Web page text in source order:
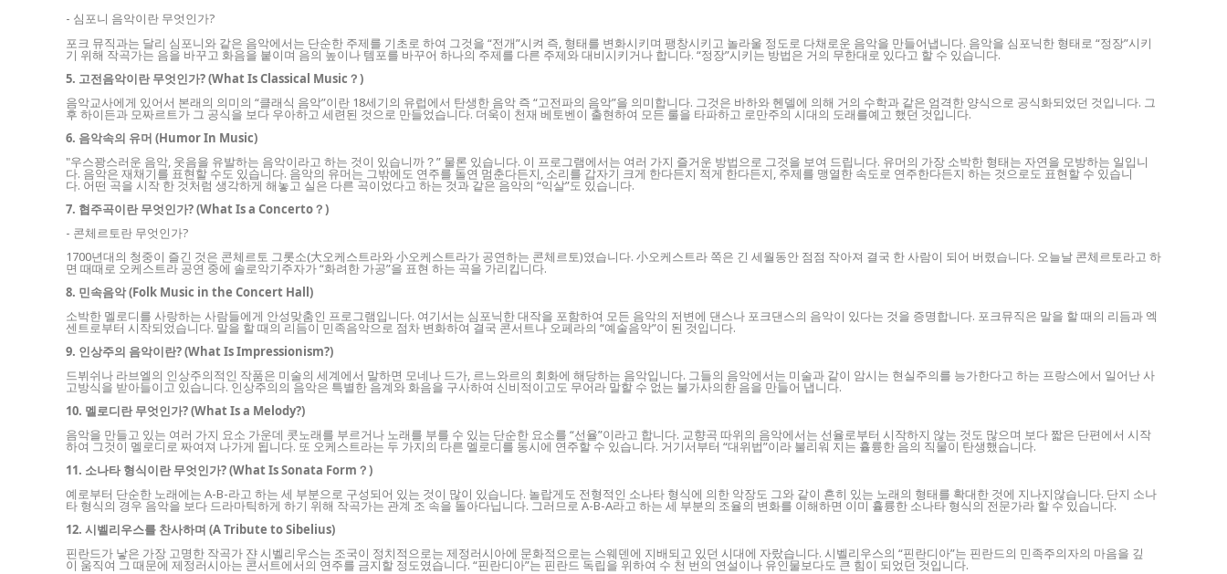
- 심포니 음악이란 무엇인가?
포크 뮤직과는 달리 심포니와 같은 음악에서는 단순한 주제를 기초로 하여 그것을 “전개”시켜 즉, 형태를 변화시키며 팽창시키고 놀라울 정도로 다채로운 음악을 만들어냅니다. 음악을 심포닉한 형태로 “정장”시키
기 위해 작곡가는 음을 바꾸고 화음을 붙이며 음의 높이나 템포를 바꾸어 하나의 주제를 다른 주제와 대비시키거나 합니다. “정장”시키는 방법은 거의 무한대로 있다고 할 수 있습니다.
5. 고전음악이란 무엇인가? (What Is Classical Music？)
음악교사에게 있어서 본래의 의미의 “클래식 음악”이란 18세기의 유럽에서 탄생한 음악 즉 “고전파의 음악”을 의미합니다. 그것은 바하와 헨델에 의해 거의 수학과 같은 엄격한 양식으로 공식화되었던 것입니다. 그
후 하이든과 모짜르트가 그 공식을 보다 우아하고 세련된 것으로 만들었습니다. 더욱이 천재 베토벤이 출현하여 모든 룰을 타파하고 로만주의 시대의 도래를예고 했던 것입니다.
6. 음악속의 유머 (Humor In Music)
"우스꽝스러운 음악, 웃음을 유발하는 음악이라고 하는 것이 있습니까？” 물론 있습니다. 이 프로그램에서는 여러 가지 즐거운 방법으로 그것을 보여 드립니다. 유머의 가장 소박한 형태는 자연을 모방하는 일입니
다. 음악은 재채기를 표현할 수도 있습니다. 음악의 유머는 그밖에도 연주를 돌연 멈춘다든지, 소리를 갑자기 크게 한다든지 적게 한다든지, 주제를 맹열한 속도로 연주한다든지 하는 것으로도 표현할 수 있습니
다. 어떤 곡을 시작 한 것처럼 생각하게 해놓고 실은 다른 곡이었다고 하는 것과 같은 음악의 “익살”도 있습니다.
7. 협주곡이란 무엇인가? (What Is a Concerto？)
- 콘체르토란 무엇인가?
1700년대의 청중이 즐긴 것은 콘체르토 그롯소(大오케스트라와 小오케스트라가 공연하는 콘체르토)였습니다. 小오케스트라 쪽은 긴 세월동안 점점 작아져 결국 한 사람이 되어 버렸습니다. 오늘날 콘체르토라고 하
면 때때로 오케스트라 공연 중에 솔로악기주자가 “화려한 가공”을 표현 하는 곡을 가리킵니다.
8. 민속음악 (Folk Music in the Concert Hall)
소박한 멜로디를 사랑하는 사람들에게 안성맞춤인 프로그램입니다. 여기서는 심포닉한 대작을 포함하여 모든 음악의 저변에 댄스나 포크댄스의 음악이 있다는 것을 증명합니다. 포크뮤직은 말을 할 때의 리듬과 엑
센트로부터 시작되었습니다. 말을 할 때의 리듬이 민족음악으로 점차 변화하여 결국 콘서트나 오페라의 “예술음악”이 된 것입니다.
9. 인상주의 음악이란? (What Is Impressionism?)
드뷔쉬나 라브엘의 인상주의적인 작품은 미술의 세계에서 말하면 모네나 드가, 르느와르의 회화에 해당하는 음악입니다. 그들의 음악에서는 미술과 같이 암시는 현실주의를 능가한다고 하는 프랑스에서 일어난 사
고방식을 받아들이고 있습니다. 인상주의의 음악은 특별한 음계와 화음을 구사하여 신비적이고도 무어라 말할 수 없는 불가사의한 음을 만들어 냅니다.
10. 멜로디란 무엇인가? (What Is a Melody?)
음악을 만들고 있는 여러 가지 요소 가운데 콧노래를 부르거나 노래를 부를 수 있는 단순한 요소를 “선율”이라고 합니다. 교향곡 따위의 음악에서는 선율로부터 시작하지 않는 것도 많으며 보다 짧은 단편에서 시작
하여 그것이 멜로디로 짜여져 나가게 됩니다. 또 오케스트라는 두 가지의 다른 멜로디를 동시에 연주할 수 있습니다. 거기서부터 “대위법”이라 불리워 지는 휼륭한 음의 직물이 탄생했습니다.
11. 소나타 형식이란 무엇인가? (What Is Sonata Form？)
예로부터 단순한 노래에는 A-B-라고 하는 세 부분으로 구성되어 있는 것이 많이 있습니다. 놀랍게도 전형적인 소나타 형식에 의한 악장도 그와 같이 흔히 있는 노래의 형태를 확대한 것에 지나지않습니다. 단지 소나
타 형식의 경우 음악을 보다 드라마틱하게 하기 위해 작곡가는 관계 조 속을 돌아다닙니다. 그러므로 A-B-A라고 하는 세 부분의 조율의 변화를 이해하면 이미 휼륭한 소나타 형식의 전문가라 할 수 있습니다.
12. 시벨리우스를 찬사하며 (A Tribute to Sibelius)
핀란드가 낳은 가장 고명한 작곡가 쟌 시벨리우스는 조국이 정치적으로는 제정러시아에 문화적으로는 스웨덴에 지배되고 있던 시대에 자랐습니다. 시벨리우스의 “핀란디아”는 핀란드의 민족주의자의 마음을 깊
이 움직여 그 때문에 제정러시아는 콘서트에서의 연주를 금지할 정도였습니다. “핀란디아”는 핀란드 독립을 위하여 수 천 번의 연설이나 유인물보다도 큰 힘이 되었던 것입니다.